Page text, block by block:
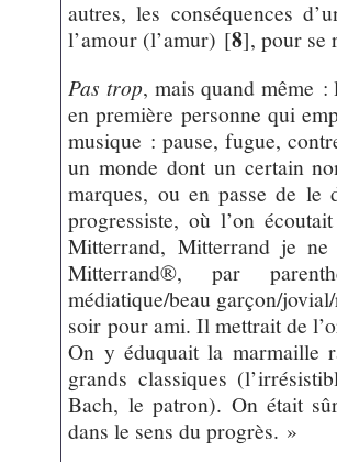
autres, les conséquences
l’amour (l’amur) [8], pour se
Pas trop, mais quand même
en première personne qui
musique : pause, fugue,
un monde dont un certain
marques, ou en passe de
progressiste, où l’on
Mitterrand, Mitterrand je
Mitterrand®, par
médiatique/beau garçon/
soir pour ami. Il mettrait de
On y éduquait la marmaille
grands classiques
Bach, le patron). On était
dans le sens du progrès. »